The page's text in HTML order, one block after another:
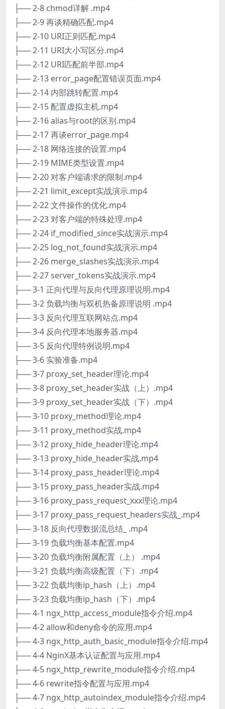
├── 2-8 chmod详解 .mp4
├── 2-9 再谈精确匹配.mp4
├── 2-10 URI正则匹配.mp4
├── 2-11 URI大小写区分.mp4
├── 2-12 URI匹配前半部.mp4
├── 2-13 error_page配置错误页面.mp4
├── 2-14 内部跳转配置.mp4
├── 2-15 配置虚拟主机.mp4
├── 2-16 alias与root的区别.mp4
├── 2-17 再谈error_page.mp4
├── 2-18 网络连接的设置.mp4
├── 2-19 MIME类型设置.mp4
├── 2-20 对客户端请求的限制.mp4
├── 2-21 limit_except实战演示.mp4
├── 2-22 文件操作的优化.mp4
├── 2-23 对客户端的特殊处理.mp4
├── 2-24 if_modified_since实战演示.mp4
├── 2-25 log_not_found实战演示.mp4
├── 2-26 merge_slashes实战演示.mp4
├── 2-27 server_tokens实战演示.mp4
├── 3-1 正向代理与反向代理原理说明.mp4
├── 3-2 负载均衡与双机热备原理说明 .mp4
├── 3-3 反向代理互联网站点.mp4
├── 3-4 反向代理本地服务器.mp4
├── 3-5 反向代理特例说明.mp4
├── 3-6 实验准备.mp4
├── 3-7 proxy_set_header理论.mp4
├── 3-8 proxy_set_header实战（上）.mp4
├── 3-9 proxy_set_header实战（下）.mp4
├── 3-10 proxy_method理论.mp4
├── 3-11 proxy_method实战.mp4
├── 3-12 proxy_hide_header理论.mp4
├── 3-13 proxy_hide_header实战.mp4
├── 3-14 proxy_pass_header理论.mp4
├── 3-15 proxy_pass_header实战.mp4
├── 3-16 proxy_pass_request_xxx理论.mp4
├── 3-17 proxy_pass_request_headers实战_.mp4
├── 3-18 反向代理数据流总结_ .mp4
├── 3-19 负载均衡基本配置.mp4
├── 3-20 负载均衡附属配置（上） .mp4
├── 3-21 负载均衡高级配置（下）.mp4
├── 3-22 负载均衡ip_hash（上）.mp4
├── 3-23 负载均衡ip_hash（下）.mp4
├── 4-1 ngx_http_access_module指令介绍.mp4
├── 4-2 allow和deny命令的应用.mp4
├── 4-3 ngx_http_auth_basic_module指令介绍.mp4
├── 4-4 NginX基本认证配置与应用.mp4
├── 4-5 ngx_http_rewrite_module指令介绍.mp4
├── 4-6 rewrite指令配置与应用.mp4
├── 4-7 ngx_http_autoindex_module指令介绍.mp4